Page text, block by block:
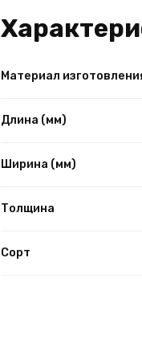
Материал
Длина (мм)
Ширина (мм)
Толщина
Сорт